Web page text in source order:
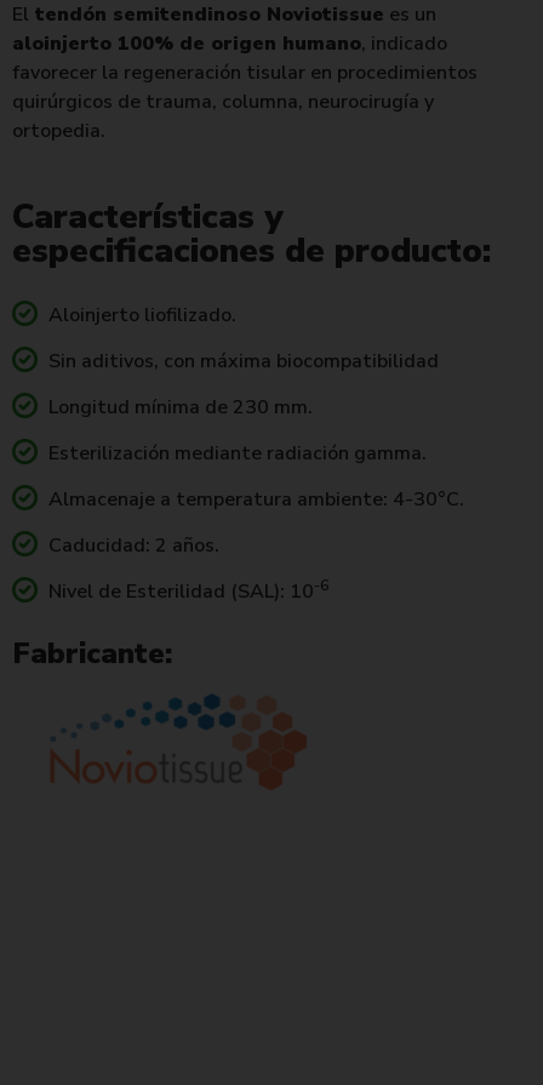
El tendón semitendinoso Noviotissue es un
aloinjerto 100% de origen humano, indicado
favorecer la regeneración tisular en procedimientos
quirúrgicos de trauma, columna, neurocirugía y
ortopedia.
Características y
especificaciones de producto:
Aloinjerto liofilizado.
Sin aditivos, con máxima biocompatibilidad
Longitud mínima de 230 mm.
Esterilización mediante radiación gamma.
Almacenaje a temperatura ambiente: 4-30°C.
Caducidad: 2 años.
Nivel de Esterilidad (SAL): 10-6
Fabricante: